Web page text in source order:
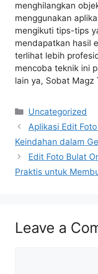
menghilangkan
menggunakan
mengikuti tips-tips
mendapatkan hasil
terlihat lebih
mencoba teknik ini
lain ya, Sobat Magz
Categories
Uncategorized
Aplikasi Edit
Keindahan dalam
Edit Foto Bulat
Praktis untuk
Leave a